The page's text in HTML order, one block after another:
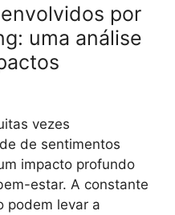
por
uma análise
vezes
de sentimentos
impacto profundo
estar. A constante
podem levar a